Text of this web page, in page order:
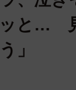
と…
」